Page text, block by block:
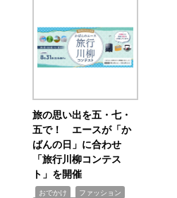
旅の思い出を五・七・
五で！ エースが「か
ばんの日」に合わせ
「旅行川柳コンテス
ト」を開催
おでかけ ファッション